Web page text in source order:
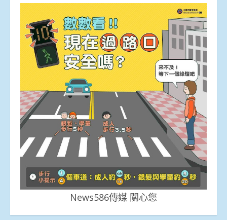
News586傳媒 關心您